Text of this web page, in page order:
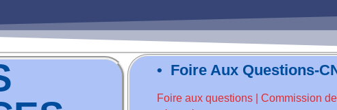
• Foire Aux Questions-
Foire aux questions | Commission